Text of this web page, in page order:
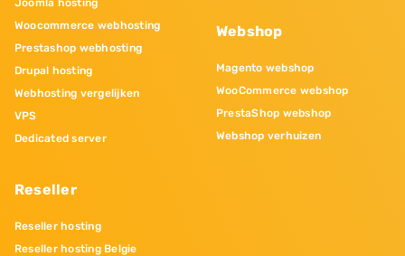
Joomla hosting
Woocommerce webhosting
Prestashop webhosting
Drupal hosting
Webhosting vergelijken
VPS
Dedicated server
Reseller
Reseller hosting
Reseller hosting Belgie
Webshop
Magento webshop
WooCommerce webshop
PrestaShop webshop
Webshop verhuizen